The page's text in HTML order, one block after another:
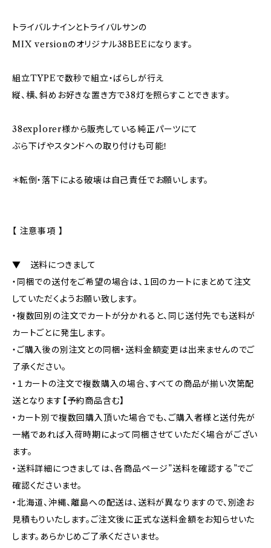
トライバルナインとトライバルサンの
MIX versionのオリジナル38BEEになります。
組立TYPEで数秒で組立・ばらしが行え
縦、横、斜めお好きな置き方で38灯を照らすことできます。
38explorer様から販売している純正パーツにて
ぶら下げやスタンドへの取り付けも可能！
＊転倒・落下による破壊は自己責任でお願いします。
【 注意事項 】
▼ 送料につきまして
・同梱での送付をご希望の場合は、１回のカートにまとめて注文
していただくようお願い致します。
・複数回別の注文でカートが分かれると、同じ送付先でも送料が
カートごとに発生します。
・ご購入後の別注文との同梱・送料金額変更は出来ませんのでご
了承ください。
・１カートの注文で複数購入の場合、すべての商品が揃い次第配
送となります【予約商品含む】
・カート別で複数回購入頂いた場合でも、ご購入者様と送付先が
一緒であれば入荷時期によって同梱させていただく場合がござい
ます。
・送料詳細につきましては、各商品ページ”送料を確認する”でご
確認くださいませ。
・北海道、沖縄、離島への配送は、送料が異なりますので、別途お
見積もりいたします。ご注文後に正式な送料金額をお知らせいた
します。あらかじめご了承くださいませ。